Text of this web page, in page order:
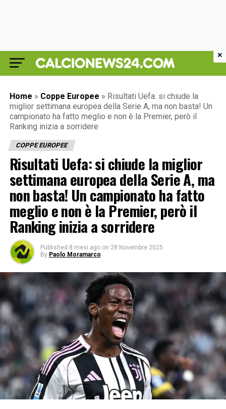
Home » Coppe Europee » Risultati Uefa: si chiude la
miglior settimana europea della Serie A, ma non basta! Un
campionato ha fatto meglio e non è la Premier, però il
Ranking inizia a sorridere
COPPE EUROPEE
Risultati Uefa: si chiude la miglior
settimana europea della Serie A, ma
non basta! Un campionato ha fatto
meglio e non è la Premier, però il
Ranking inizia a sorridere
Published 8 mesi ago on 28 Novembre 2025
By Paolo Moramarco
×